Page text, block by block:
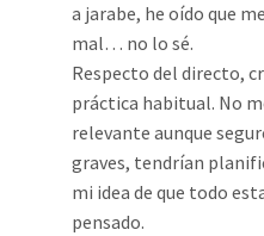
a jarabe, he oído que
mal… no lo sé.
Respecto del directo,
práctica habitual. No
relevante aunque
graves, tendrían
mi idea de que todo
pensado.